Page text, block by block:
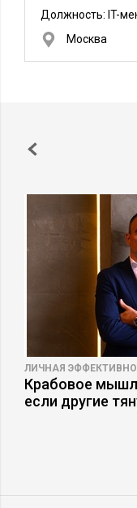
Должность: IT-
Москва
ЛИЧНАЯ
Крабовое
если другие